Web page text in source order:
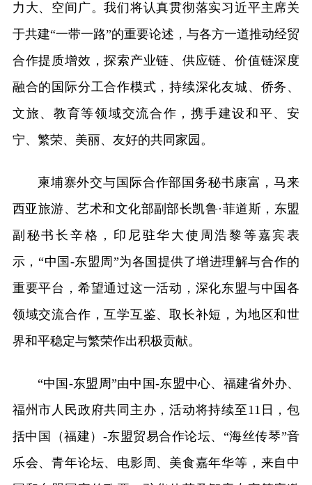
力大、空间广。我们将认真贯彻落实习近平主席关
于共建“一带一路”的重要论述，与各方一道推动经贸
合作提质增效，探索产业链、供应链、价值链深度
融合的国际分工合作模式，持续深化友城、侨务、
文旅、教育等领域交流合作，携手建设和平、安
宁、繁荣、美丽、友好的共同家园。
柬埔寨外交与国际合作部国务秘书康富，马来
西亚旅游、艺术和文化部副部长凯鲁·菲道斯，东盟
副秘书长辛格，印尼驻华大使周浩黎等嘉宾表
示，“中国-东盟周”为各国提供了增进理解与合作的
重要平台，希望通过这一活动，深化东盟与中国各
领域交流合作，互学互鉴、取长补短，为地区和世
界和平稳定与繁荣作出积极贡献。
“中国-东盟周”由中国-东盟中心、福建省外办、
福州市人民政府共同主办，活动将持续至11日，包
括中国（福建）-东盟贸易合作论坛、“海丝传琴”音
乐会、青年论坛、电影周、美食嘉年华等，来自中